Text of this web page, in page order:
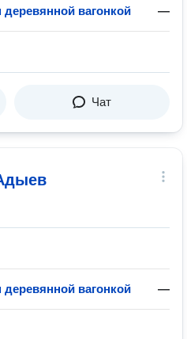
вагонкой —
Чат
вагонкой —